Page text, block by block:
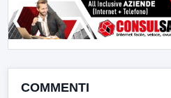
COMMENTI